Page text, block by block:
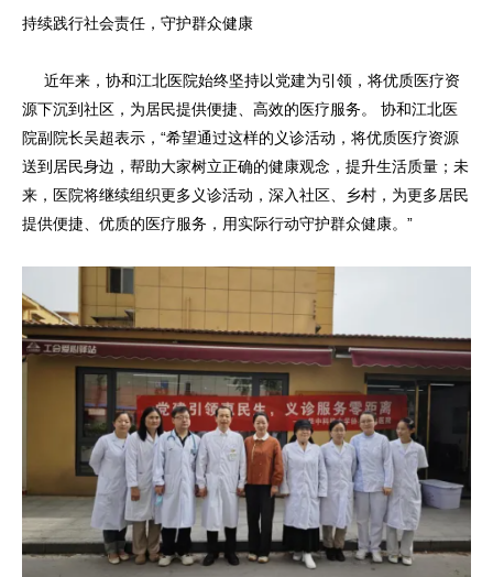
持续践行社会责任，守护群众健康
近年来，协和江北医院始终坚持以党建为引领，将优质医疗资
源下沉到社区，为居民提供便捷、高效的医疗服务。 协和江北医
院副院长吴超表示，“希望通过这样的义诊活动，将优质医疗资源
送到居民身边，帮助大家树立正确的健康观念，提升生活质量；未
来，医院将继续组织更多义诊活动，深入社区、乡村，为更多居民
提供便捷、优质的医疗服务，用实际行动守护群众健康。”